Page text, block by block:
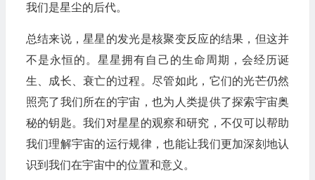
我们是星尘的后代。
总结来说，星星的发光是核聚变反应的结果，但这并
不是永恒的。星星拥有自己的生命周期，会经历诞
生、成长、衰亡的过程。尽管如此，它们的光芒仍然
照亮了我们所在的宇宙，也为人类提供了探索宇宙奥
秘的钥匙。我们对星星的观察和研究，不仅可以帮助
我们理解宇宙的运行规律，也能让我们更加深刻地认
识到我们在宇宙中的位置和意义。